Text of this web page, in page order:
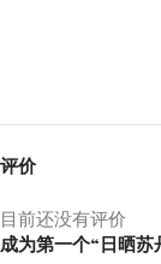
评价
目前还没有评价
成为第一个“日晒苏